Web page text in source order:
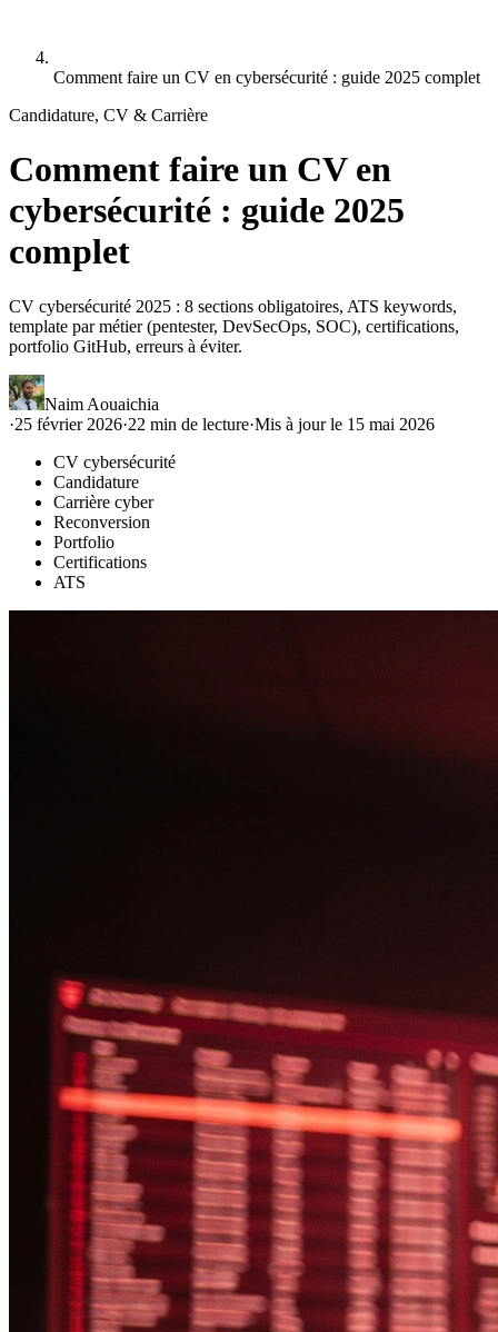
Comment faire un CV en cybersécurité : guide 2025 complet
Candidature, CV & Carrière
Comment faire un CV en
cybersécurité : guide 2025
complet
CV cybersécurité 2025 : 8 sections obligatoires, ATS keywords,
template par métier (pentester, DevSecOps, SOC), certifications,
portfolio GitHub, erreurs à éviter.
Naim Aouaichia
·25 février 2026·22 min de lecture·Mis à jour le 15 mai 2026
CV cybersécurité
Candidature
Carrière cyber
Reconversion
Portfolio
Certifications
ATS